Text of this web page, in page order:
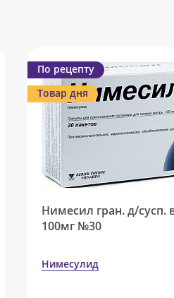
По рецепту
Товар дня
Нимесил гран. д/сусп.
100мг №30
Нимесулид